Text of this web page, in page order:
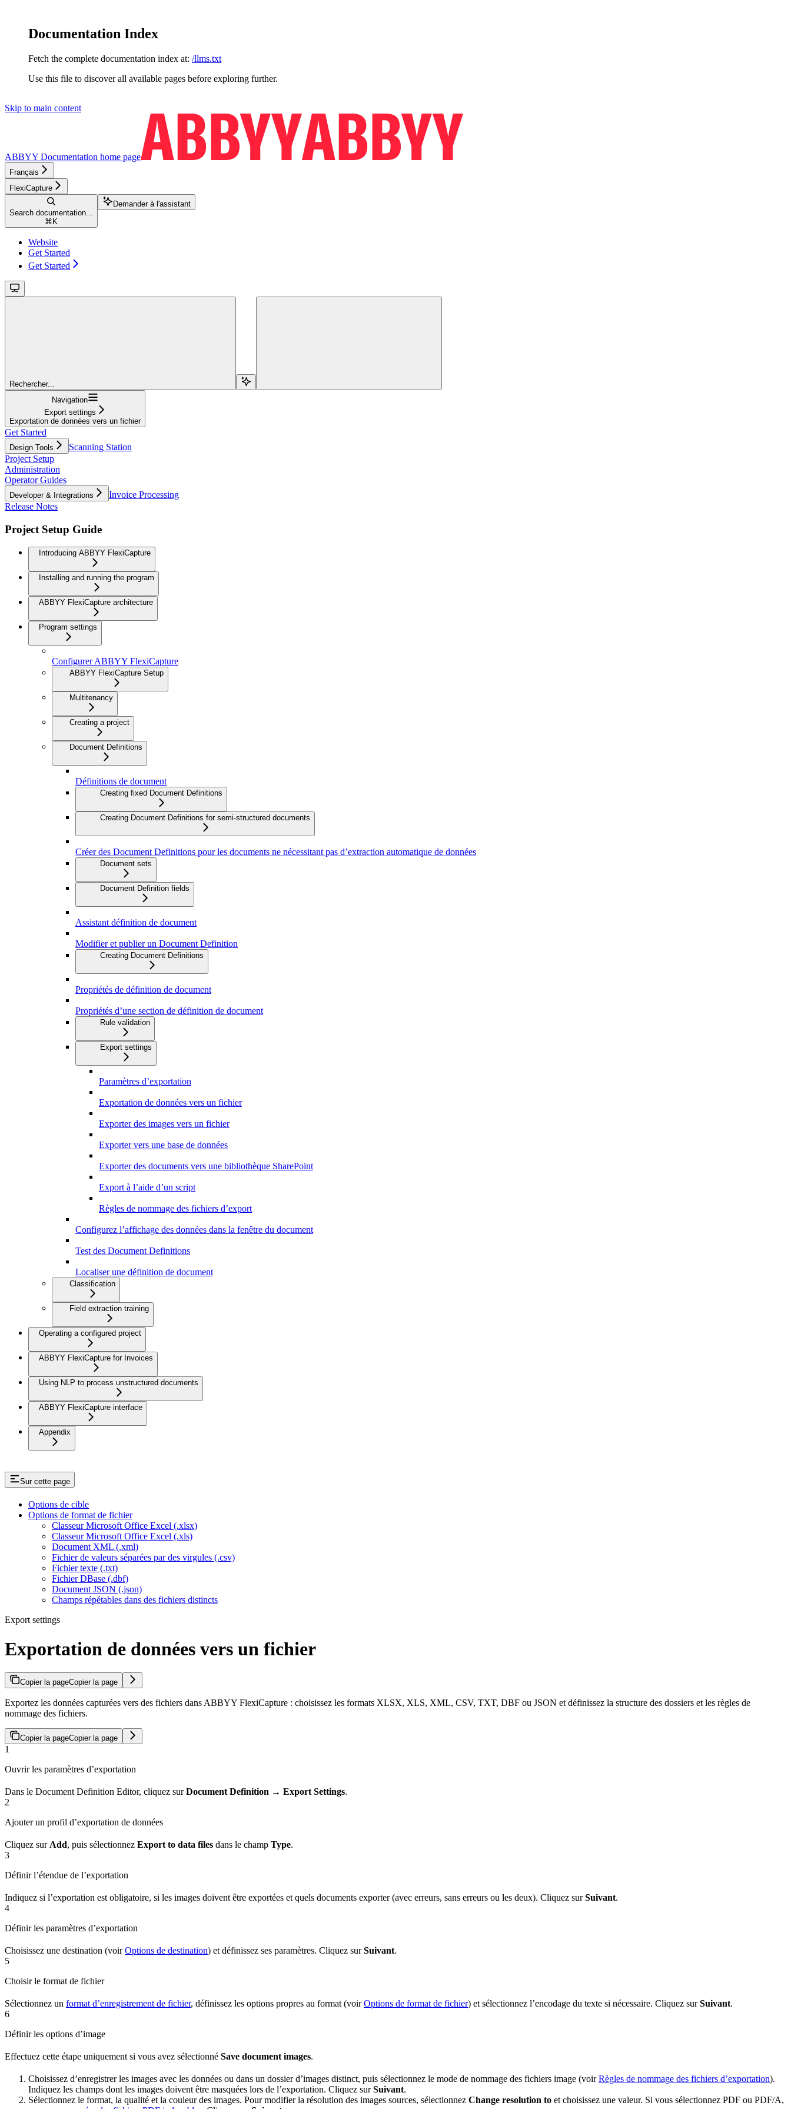
Documentation Index
Fetch the complete documentation index at: /llms.txt
Use this file to discover all available pages before exploring further.
Skip to main content
ABBYY Documentation home page
Français
FlexiCapture
Search documentation...
⌘ K
Demander à l'assistant
Website
Get Started
Get Started
Rechercher...
Navigation
Export settings
Exportation de données vers un fichier
Get Started
Design Tools
Scanning Station
Project Setup
Administration
Operator Guides
Developer & Integrations
Invoice Processing
Release Notes
Project Setup Guide
Introducing ABBYY FlexiCapture
Installing and running the program
ABBYY FlexiCapture architecture
Program settings
Configurer ABBYY FlexiCapture
ABBYY FlexiCapture Setup
Multitenancy
Creating a project
Document Definitions
Définitions de document
Creating fixed Document Definitions
Creating Document Definitions for semi-structured documents
Créer des Document Definitions pour les documents ne nécessitant pas d’extraction automatique de données
Document sets
Document Definition fields
Assistant définition de document
Modifier et publier un Document Definition
Creating Document Definitions
Propriétés de définition de document
Propriétés d’une section de définition de document
Rule validation
Export settings
Paramètres d’exportation
Exportation de données vers un fichier
Exporter des images vers un fichier
Exporter vers une base de données
Exporter des documents vers une bibliothèque SharePoint
Export à l’aide d’un script
Règles de nommage des fichiers d’export
Configurez l’affichage des données dans la fenêtre du document
Test des Document Definitions
Localiser une définition de document
Classification
Field extraction training
Operating a configured project
ABBYY FlexiCapture for Invoices
Using NLP to process unstructured documents
ABBYY FlexiCapture interface
Appendix
Sur cette page
Options de cible
Options de format de fichier
Classeur Microsoft Office Excel (.xlsx)
Classeur Microsoft Office Excel (.xls)
Document XML (.xml)
Fichier de valeurs séparées par des virgules (.csv)
Fichier texte (.txt)
Fichier DBase (.dbf)
Document JSON (.json)
Champs répétables dans des fichiers distincts
Export settings
Exportation de données vers un fichier
Copier la pageCopier la page
Exportez les données capturées vers des fichiers dans ABBYY FlexiCapture : choisissez les formats XLSX, XLS, XML, CSV, TXT, DBF ou JSON et définissez la structure des dossiers et les règles de
nommage des fichiers.
Copier la pageCopier la page
1
Ouvrir les paramètres d’exportation
Dans le Document Definition Editor, cliquez surDocument Definition → Export Settings.
2
Ajouter un profil d’exportation de données
Cliquez sur Add, puis sélectionnez Export to data files dans le champ Type.
3
Définir l’étendue de l’exportation
Indiquez si l’exportation est obligatoire, si les images doivent être exportées et quels documents exporter (avec erreurs, sans erreurs ou les deux). Cliquez surSuivant.
4
Définir les paramètres d’exportation
Choisissez une destination (voirOptions de destination) et définissez ses paramètres. Cliquez surSuivant.
5
Choisir le format de fichier
Sélectionnez un format d’enregistrement de fichier, définissez les options propres au format (voirOptions de format de fichier) et sélectionnez l’encodage du texte si nécessaire. Cliquez surSuivant.
6
Définir les options d’image
Effectuez cette étape uniquement si vous avez sélectionné Save document images.
Choisissez d’enregistrer les images avec les données ou dans un dossier d’images distinct, puis sélectionnez le mode de nommage des fichiers image (voirRègles de nommage des fichiers d’exportation).
Indiquez les champs dont les images doivent être masquées lors de l’exportation. Cliquez surSuivant.
Sélectionnez le format, la qualité et la couleur des images. Pour modifier la résolution des images sources, sélectionnez Change resolution to et choisissez une valeur. Si vous sélectionnez PDF ou PDF/A,